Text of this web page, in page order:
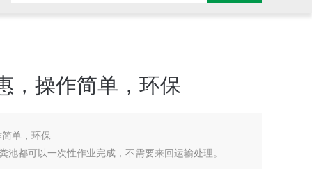
，操作简单，环保
单，环保
都可以一次性作业完成，不需要来回运输处理。